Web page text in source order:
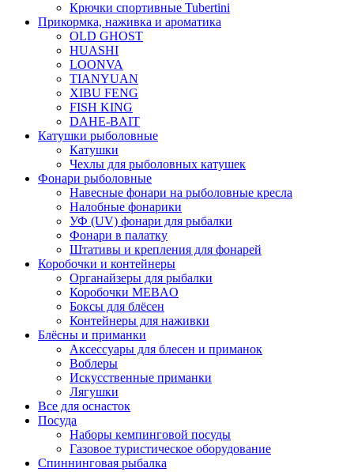
Крючки спортивные Tubertini
Прикормка, наживка и ароматика
OLD GHOST
HUASHI
LOONVA
TIANYUAN
XIBU FENG
FISH KING
DAHE-BAIT
Катушки рыболовные
Катушки
Чехлы для рыболовных катушек
Фонари рыболовные
Навесные фонари на рыболовные кресла
Налобные фонарики
УФ (UV) фонари для рыбалки
Фонари в палатку
Штативы и крепления для фонарей
Коробочки и контейнеры
Органайзеры для рыбалки
Коробочки MEBAO
Боксы для блёсен
Контейнеры для наживки
Блёсны и приманки
Аксессуары для блесен и приманок
Воблеры
Искусственные приманки
Лягушки
Все для оснасток
Посуда
Наборы кемпинговой посуды
Газовое туристическое оборудование
Спиннинговая рыбалка